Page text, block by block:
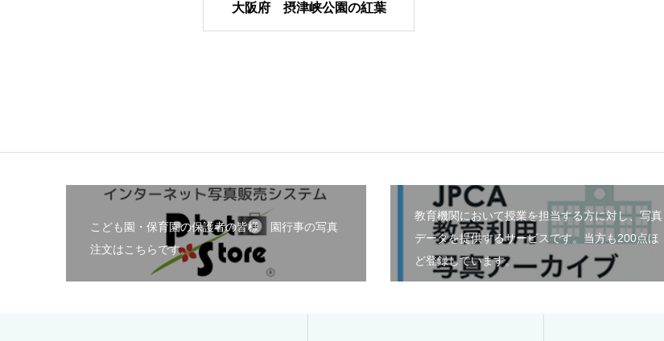
大阪府 摂津峡公園の紅葉
こども園・保育園の保護者の皆様 園行事の写真
注文はこちらです。
教育機関において授業を担当する方に対し、写真
データを提供するサービスです。当方も200点ほ
ど登録しています。